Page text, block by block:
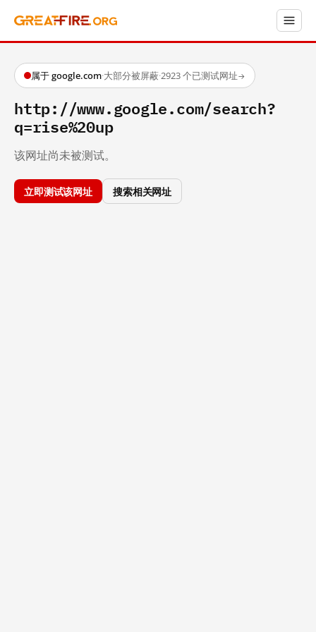
属于 google.com·大部分被屏蔽·2923 个已测试网址→
http://www.google.com/search?
q=rise%20up
该网址尚未被测试。
立即测试该网址 搜索相关网址